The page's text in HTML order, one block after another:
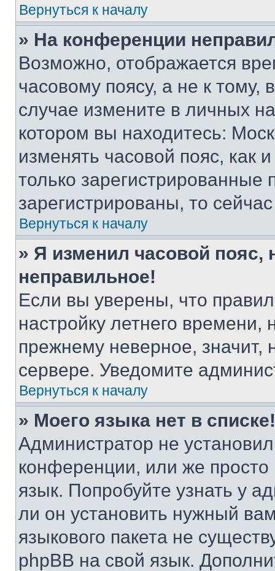
Вернуться к началу
» На конференции
Возможно, отображается
часовому поясу, а не к тому,
случае измените в личных
котором вы находитесь:
изменять часовой пояс, как
только
зарегистрированы, то
Вернуться к началу
» Я изменил часовой пояс,
неправильное!
Если вы уверены, что
настройку летнего
прежнему неверное, значит,
сервере. Уведомите
Вернуться к началу
» Моего языка нет в списке!
Администратор не
конференции, или же
язык. Попробуйте узнать у
ли он установить нужный
языкового пакета не
phpBB на свой язык.